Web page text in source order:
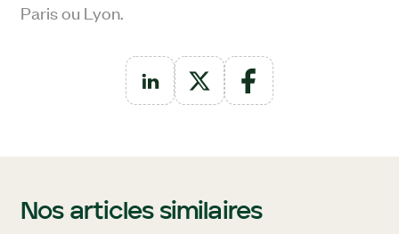
Parisou Lyon.
Nos articles similaires